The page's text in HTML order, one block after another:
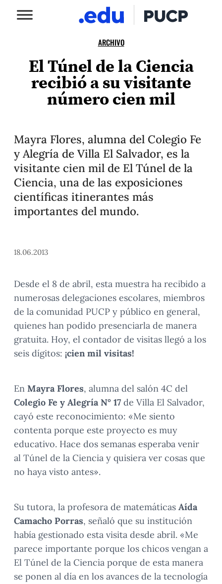
ARCHIVO
El Túnel de la Ciencia
recibió a su visitante
número cien mil
Mayra Flores, alumna del Colegio Fe
y Alegría de Villa El Salvador, es la
visitante cien mil de El Túnel de la
Ciencia, una de las exposiciones
científicas itinerantes más
importantes del mundo.
18.06.2013
Desde el 8 de abril, esta muestra ha recibido a
numerosas delegaciones escolares, miembros
de la comunidad PUCP y público en general,
quienes han podido presenciarla de manera
gratuita. Hoy, el contador de visitas llegó a los
seis dígitos: ¡cien mil visitas!
En Mayra Flores, alumna del salón 4C del
Colegio Fe y Alegría N° 17 de Villa El Salvador,
cayó este reconocimiento: «Me siento
contenta porque este proyecto es muy
educativo. Hace dos semanas esperaba venir
al Túnel de la Ciencia y quisiera ver cosas que
no haya visto antes».
Su tutora, la profesora de matemáticas Aída
Camacho Porras, señaló que su institución
había gestionado esta visita desde abril. «Me
parece importante porque los chicos vengan a
El Túnel de la Ciencia porque de esta manera
se ponen al día en los avances de la tecnología